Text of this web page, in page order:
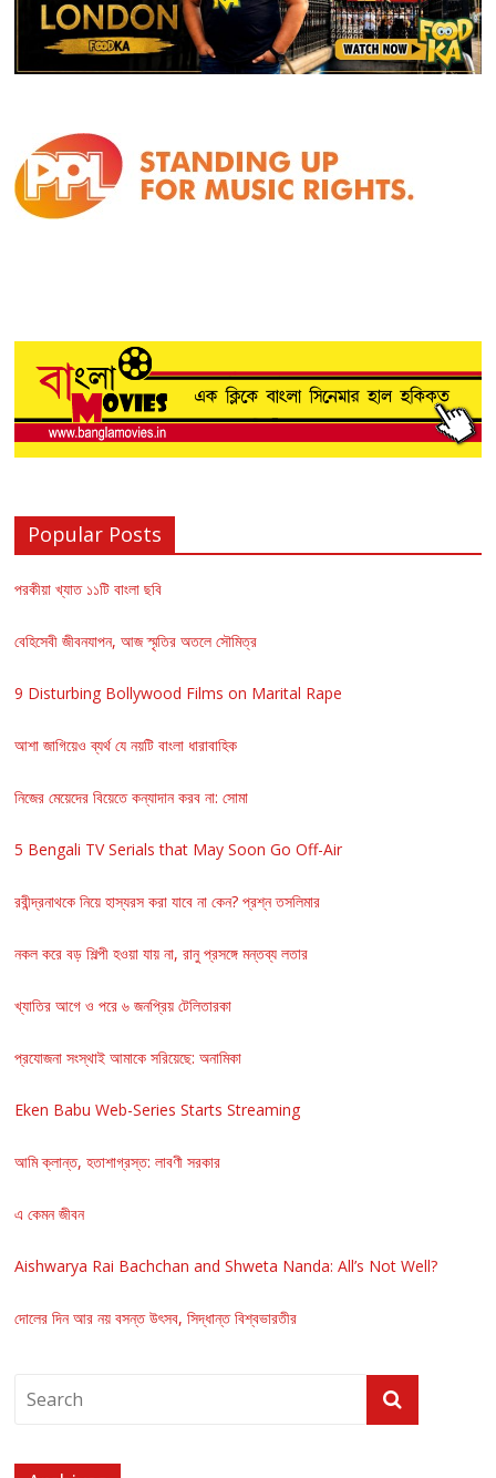
Popular Posts
পরকীয়া খ্যাত ১১টি বাংলা ছবি
বেহিসেবী জীবনযাপন, আজ স্মৃতির অতলে সৌমিত্র
9 Disturbing Bollywood Films on Marital Rape
আশা জাগিয়েও ব্যর্থ যে নয়টি বাংলা ধারাবাহিক
নিজের মেয়েদের বিয়েতে কন্যাদান করব না: সোমা
5 Bengali TV Serials that May Soon Go Off-Air
রবীন্দ্রনাথকে নিয়ে হাস্যরস করা যাবে না কেন? প্রশ্ন তসলিমার
নকল করে বড় শিল্পী হওয়া যায় না, রানু প্রসঙ্গে মন্তব্য লতার
খ্যাতির আগে ও পরে ৬ জনপ্রিয় টেলিতারকা
প্রযোজনা সংস্থাই আমাকে সরিয়েছে: অনামিকা
Eken Babu Web-Series Starts Streaming
আমি ক্লান্ত, হতাশাগ্রস্ত: লাবণী সরকার
এ কেমন জীবন
Aishwarya Rai Bachchan and Shweta Nanda: All’s Not Well?
দোলের দিন আর নয় বসন্ত উৎসব, সিদ্ধান্ত বিশ্বভারতীর